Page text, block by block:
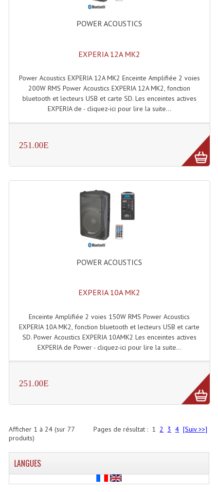
POWER ACOUSTICS
EXPERIA 12A MK2
Power Acoustics EXPERIA 12A MK2 Enceinte Amplifiée 2 voies
200W RMS Power Acoustics EXPERIA 12A MK2, fonction
bluetooth et lecteurs USB et carte SD. Les enceintes actives
EXPERIA de - cliquez-ici pour lire la suite...
251.00E
POWER ACOUSTICS
EXPERIA 10A MK2
Enceinte Amplifiée 2 voies 150W RMS Power Acoustics
EXPERIA 10A MK2, fonction bluetooth et lecteurs USB et carte
SD. Power Acoustics EXPERIA 10AMK2 Les enceintes actives
EXPERIA de Power - cliquez-ici pour lire la suite...
251.00E
Pages de résultat : 1 2 3 4 [Suiv >>]
Afficher 1 à 24(sur 77
produits)
LANGUES